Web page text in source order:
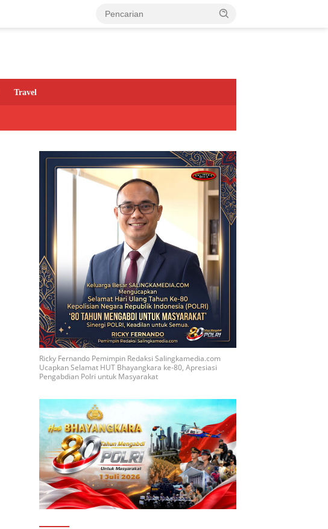
Travel
Ricky Fernando Pemimpin Redaksi Salingkamedia.com
Ucapkan Selamat HUT Bhayangkara ke-80, Apresiasi
Pengabdian Polri untuk Masyarakat